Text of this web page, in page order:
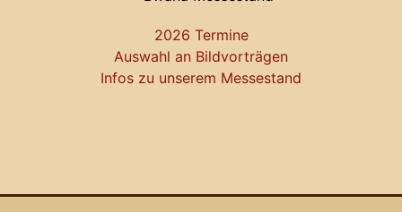
2026 Termine
Auswahl an Bildvorträgen
Infos zu unserem Messestand